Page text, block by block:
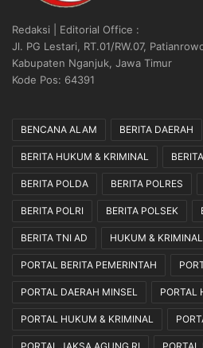
Redaksi | Editorial Office :
Jl. PG Lestari, RT.01/RW.07,
Kabupaten Nganjuk, Jawa Timur
Kode Pos: 64391
BENCANA ALAM BERITA DAERAH
BERITA HUKUM & KRIMINAL
BERITA POLDA BERITA POLRES
BERITA POLRI BERITA POLSEK
BERITA TNI AD HUKUM & KRIMINAL
PORTAL BERITA PEMERINTAH
PORTAL DAERAH MINSEL PORTAL
PORTAL HUKUM & KRIMINAL